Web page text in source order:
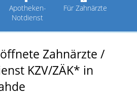
Apotheken-
Notdienst
Für Zahnärzte
Zahnärzte /
KZV/ZÄK* in